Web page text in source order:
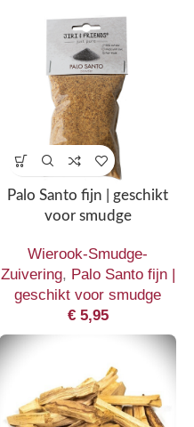
Palo Santo fijn | geschikt
voor smudge
Wierook-Smudge-
Zuivering, Palo Santo fijn |
geschikt voor smudge
€5,95